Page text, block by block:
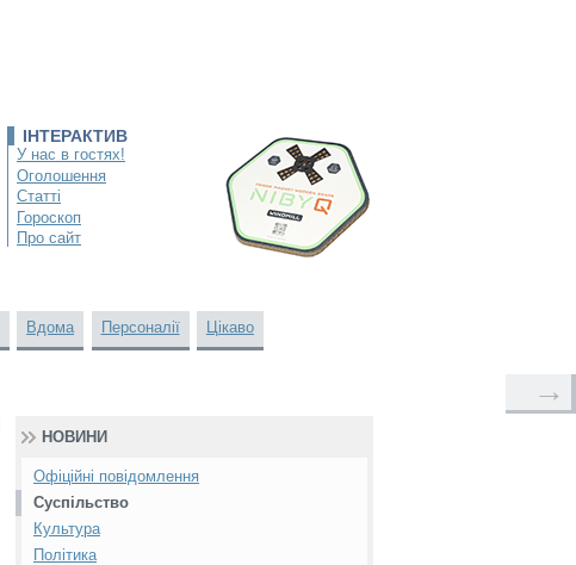
ІНТЕРАКТИВ
У нас в гостях!
Оголошення
Статті
Гороскоп
Про сайт
Вдома Персоналії Цікаво
→
НОВИНИ
Офіційні повідомлення
Суспільство
Культура
Політика